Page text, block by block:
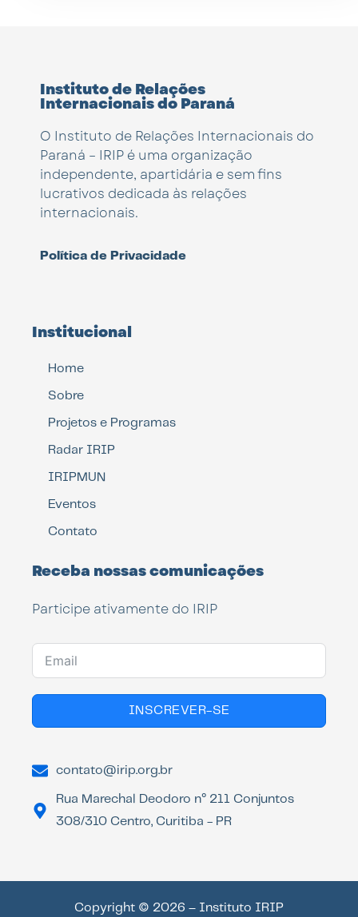
Instituto de Relações
Internacionais do Paraná
O Instituto de Relações Internacionais do
Paraná – IRIP é uma organização
independente, apartidária e sem fins
lucrativos dedicada às relações
internacionais.
Política de Privacidade
Institucional
Home
Sobre
Projetos e Programas
Radar IRIP
IRIPMUN
Eventos
Contato
Receba nossas comunicações
Participe ativamente do IRIP
INSCREVER-SE
contato@irip.org.br
Rua Marechal Deodoro n° 211 Conjuntos
308/310 Centro, Curitiba - PR
Copyright © 2026 – Instituto IRIP